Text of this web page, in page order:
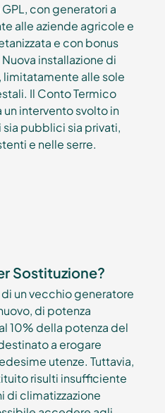
con generatori a
alle aziende agricole e
e con bonus
installazione di
limitatamente alle sole
Il Conto Termico
intervento svolto in
pubblici sia privati,
e nelle serre.
Sostituzione?
un vecchio generatore
di potenza
10% della potenza del
a erogare
utenze. Tuttavia,
risulti insufficiente
di climatizzazione